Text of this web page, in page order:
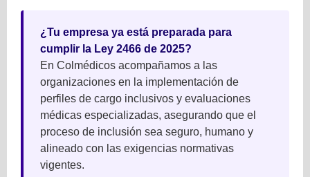
¿Tu empresa ya está preparada para
cumplir la Ley 2466 de 2025?
En Colmédicos acompañamos a las
organizaciones en la implementación de
perfiles de cargo inclusivos y evaluaciones
médicas especializadas, asegurando que el
proceso de inclusión sea seguro, humano y
alineado con las exigencias normativas
vigentes.